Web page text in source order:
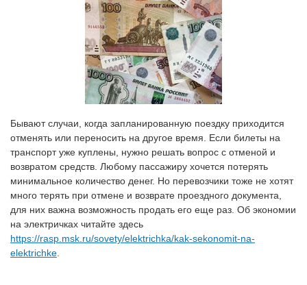
Бывают случаи, когда запланированную поездку приходится
отменять или переносить на другое время. Если билеты на
транспорт уже куплены, нужно решать вопрос с отменой и
возвратом средств. Любому пассажиру хочется потерять
минимальное количество денег. Но перевозчики тоже не хотят
много терять при отмене и возврате проездного документа,
для них важна возможность продать его еще раз. Об экономии
на электричках читайте здесь
https://rasp.msk.ru/sovety/elektrichka/kak-sekonomit-na-
elektrichke